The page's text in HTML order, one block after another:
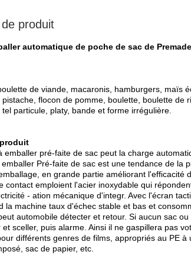
produit
automatique de poche de sac de
de viande, macaronis, hamburgers, maïs
flocon de pomme, boulette, boulette
particule, platy, bande et forme irrégulière.
emballer pré-faite de sac peut la charge
Pré-faite de sac est une tendance de
en grande partie améliorant l'efficacité
contact emploient l'acier inoxydable qui
- ation mécanique d'integr. Avec l'écran
la machine taux d'échec stable et bas et
automobile détecter et retour. Si aucun sac
sceller, puis alarme. Ainsi il ne gaspillera pas
différents genres de films, appropriés au PE
sac de papier, etc.